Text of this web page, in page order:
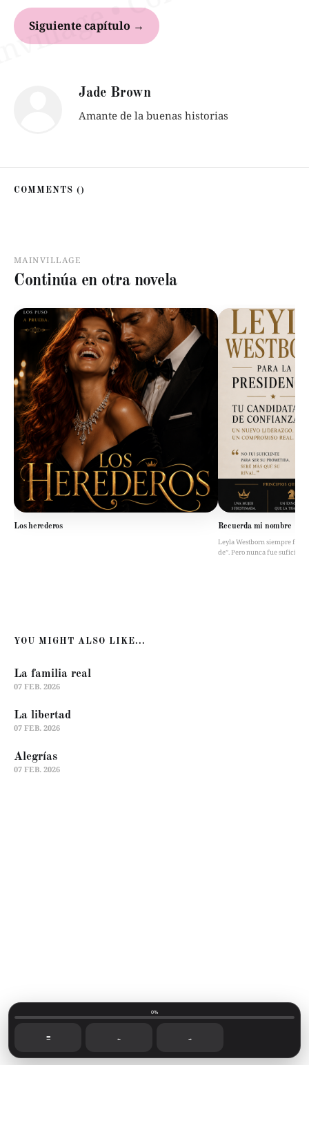
☰ ←
0%
→
Siguiente capítulo →
Jade Brown
Amante de la buenas historias
COMMENTS ()
MAINVILLAGE
Continúa en otra novela
Los herederos Recuerda mi nombre
Leyla Westborn siempre fue
de”. Pero nunca fue
YOU MIGHT ALSO LIKE...
La familia real
07 FEB. 2026
La libertad
07 FEB. 2026
Alegrías
07 FEB. 2026